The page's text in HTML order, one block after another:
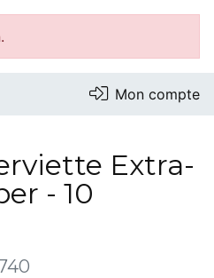
Mon compte
Extra-
- 10